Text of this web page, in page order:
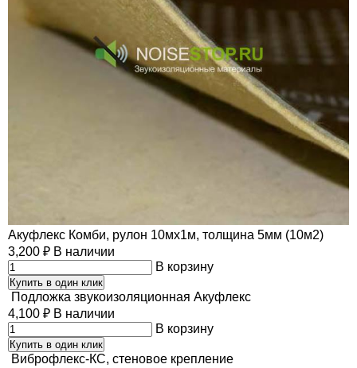
Акуфлекс Комби, рулон 10мх1м, толщина 5мм (10м2)
3,200 ₽ В наличии
В корзину
Купить в один клик
Подложка звукоизоляционная Акуфлекс
4,100 ₽ В наличии
В корзину
Купить в один клик
Виброфлекс-КС, стеновое крепление